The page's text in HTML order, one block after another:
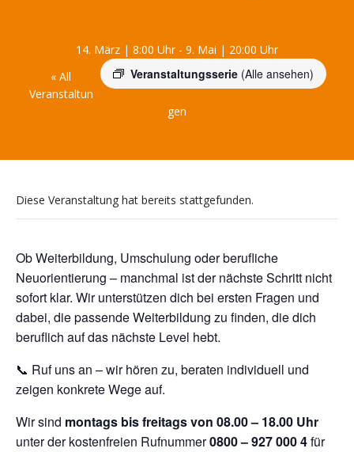
14. März | 8:00 Uhr- 9. Mai | 20:00 Uhr
Veranstaltungsserie (Alle ansehen)
« All
Veranstaltun
gen
Diese Veranstaltung hat bereits stattgefunden.
Ob Weiterbildung, Umschulung oder berufliche
Neuorientierung – manchmal ist der nächste Schritt nicht
sofort klar. Wir unterstützen dich bei ersten Fragen und
dabei, die passende Weiterbildung zu finden, die dich
beruflich auf das nächste Level hebt.
📞 Ruf uns an – wir hören zu, beraten individuell und
zeigen konkrete Wege auf.
Wir sind montags bis freitags von 08.00 – 18.00 Uhr
unter der kostenfreien Rufnummer0800 – 927 000 4für